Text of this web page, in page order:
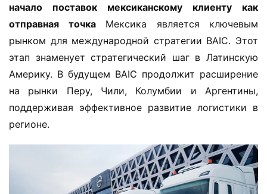
начало поставок мексиканскому клиенту как
отправная точка Мексика является ключевым
рынком для международной стратегии BAIC. Этот
этап знаменует стратегический шаг в Латинскую
Америку. В будущем BAIC продолжит расширение
на рынки Перу, Чили, Колумбии и Аргентины,
поддерживая эффективное развитие логистики в
регионе.